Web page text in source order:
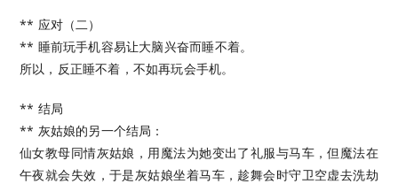
** 应对（二）
** 睡前玩手机容易让大脑兴奋而睡不着。
所以，反正睡不着，不如再玩会手机。
** 结局
** 灰姑娘的另一个结局：
仙女教母同情灰姑娘，用魔法为她变出了礼服与马车，但魔法在
午夜就会失效，于是灰姑娘坐着马车，趁舞会时守卫空虚去洗劫